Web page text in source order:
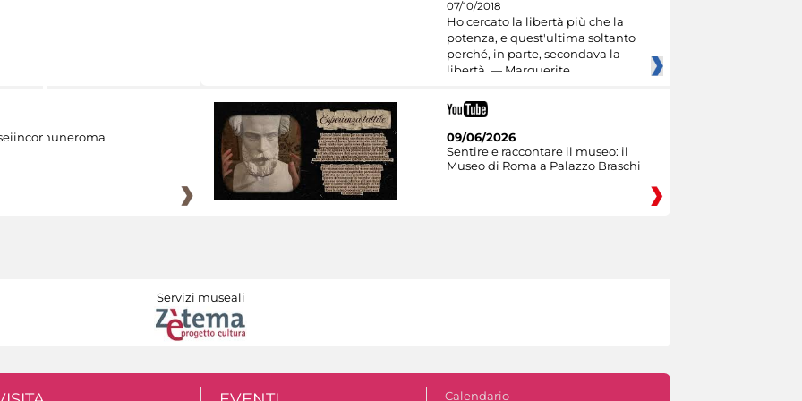
07/10/2018
Ho cercato la libertà più che la
potenza, e quest'ultima soltanto
perché, in parte, secondava la
libertà. — Marguerite
09/06/2026
Sentire e raccontare il museo: il
Museo di Roma a Palazzo Braschi
Servizi museali
Calendario